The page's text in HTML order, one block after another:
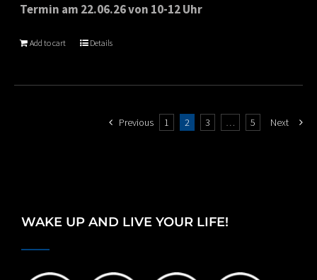
Termin am 22.06.26 von 10-12 Uhr
Add to cart Details
Previous 1 2 3 … 5 Next
WAKE UP AND LIVE YOUR LIFE!